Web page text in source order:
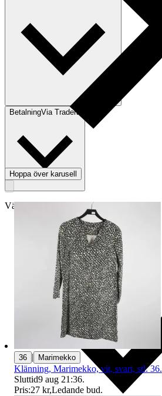
BetalningVia Tradera
Välj till köparskydd
Hoppa över karusell
36 | Marimekko
Klänning, Marimekko, vit, svart, stl. 36.
Sluttid9 aug 21:36.
Pris:27 kr,Ledande bud.